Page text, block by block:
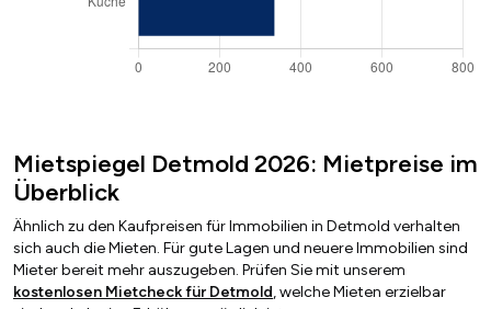
Mietspiegel Detmold 2026: Mietpreise im
Überblick
Ähnlich zu den Kaufpreisen für Immobilien in Detmold verhalten
sich auch die Mieten. Für gute Lagen und neuere Immobilien sind
Mieter bereit mehr auszugeben. Prüfen Sie mit unserem
kostenlosen Mietcheck für Detmold, welche Mieten erzielbar